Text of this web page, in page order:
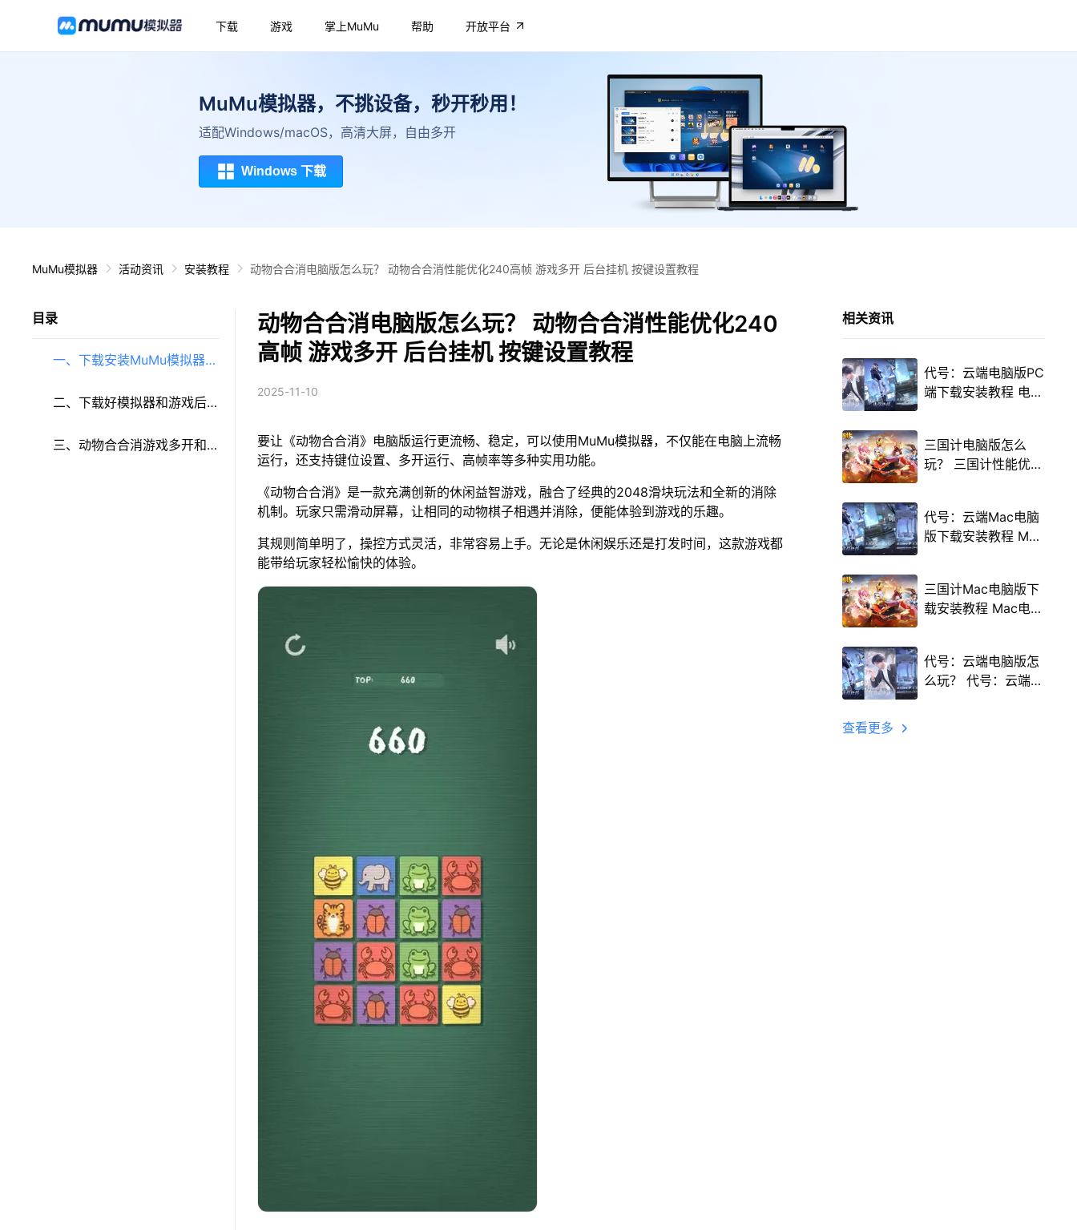
下载 游戏 掌上MuMu 帮助 开放平台
MuMu模拟器，不挑设备，秒开秒用！
适配Windows/macOS，高清大屏，自由多开
Windows 下载
MuMu模拟器 活动资讯 安装教程 动物合合消电脑版怎么玩？ 动物合合消性能优化240高帧 游戏多开 后台挂机 按键设置教程
目录
一、下载安装MuMu模拟器和
《动物合合消》
二、下载好模拟器和游戏后
再参考以下步骤进行设置：
三、动物合合消游戏多开和
动物合合消电脑版怎么玩？ 动物合合消性能优化240
高帧 游戏多开 后台挂机 按键设置教程
2025-11-10
要让《动物合合消》电脑版运行更流畅、稳定，可以使用MuMu模拟器，不仅能在电脑上流畅
运行，还支持键位设置、多开运行、高帧率等多种实用功能。
《动物合合消》是一款充满创新的休闲益智游戏，融合了经典的2048滑块玩法和全新的消除
机制。玩家只需滑动屏幕，让相同的动物棋子相遇并消除，便能体验到游戏的乐趣。
其规则简单明了，操控方式灵活，非常容易上手。无论是休闲娱乐还是打发时间，这款游戏都
能带给玩家轻松愉快的体验。
相关资讯
代号：云端电脑版PC
端下载安装教程 电脑
三国计电脑版怎么
玩？ 三国计性能优化
程
代号：云端Mac电脑
版下载安装教程 Mac
三国计Mac电脑版下
载安装教程 Mac电脑
代号：云端电脑版怎
么玩？ 代号：云端性
查看更多